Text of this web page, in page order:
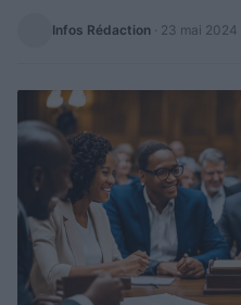
Infos Rédaction · 23 mai 2024